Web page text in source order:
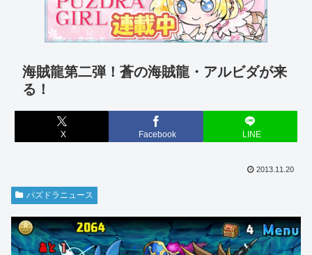
海賊龍第二弾！蒼の海賊龍・アルビダが来
る！
X Facebook LINE
2013.11.20
パズドラニュース